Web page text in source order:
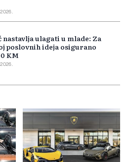
nastavlja ulagati u mlade: Za
poslovnih ideja osigurano
KM